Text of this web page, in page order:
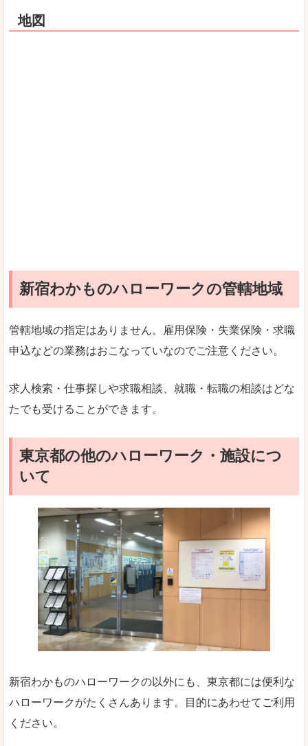
地図
新宿わかものハローワークの管轄地域
管轄地域の指定はありません。雇用保険・失業保険・求職
申込などの業務はおこなっていなのでご注意ください。
求人検索・仕事探しや求職相談、就職・転職の相談はどな
たでも受けることができます。
東京都の他のハローワーク・施設につ
いて
新宿わかものハローワークの以外にも、東京都には便利な
ハローワークがたくさんあります。目的にあわせてご利用
ください。